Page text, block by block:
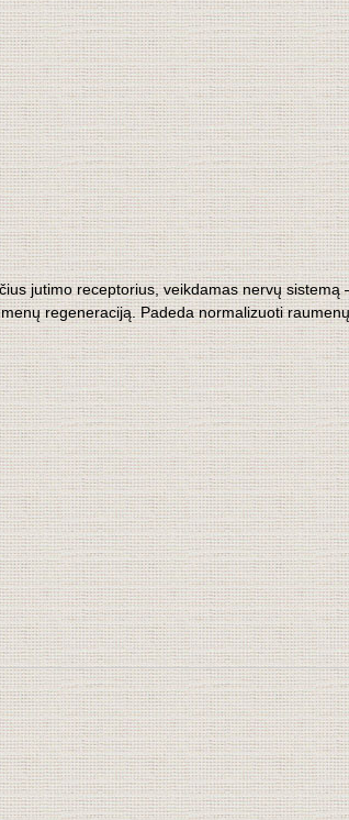
jutimo receptorius, veikdamas nervų
regeneraciją. Padeda normalizuoti